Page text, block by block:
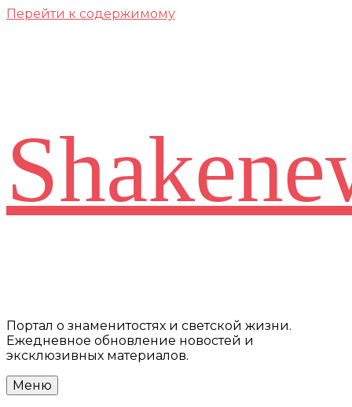
Перейти к содержимому
Портал о знаменитостях и светской жизни.
Ежедневное обновление новостей и
эксклюзивных материалов.
Меню